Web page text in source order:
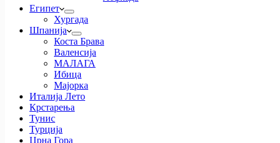
Египет
Хургада
Шпанија
Коста Брава
Валенсија
МАЛАГА
Ибица
Мајорка
Италија Лето
Крстарења
Тунис
Турција
Црна Гора